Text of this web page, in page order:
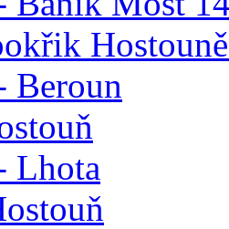
Beroun
Lhota